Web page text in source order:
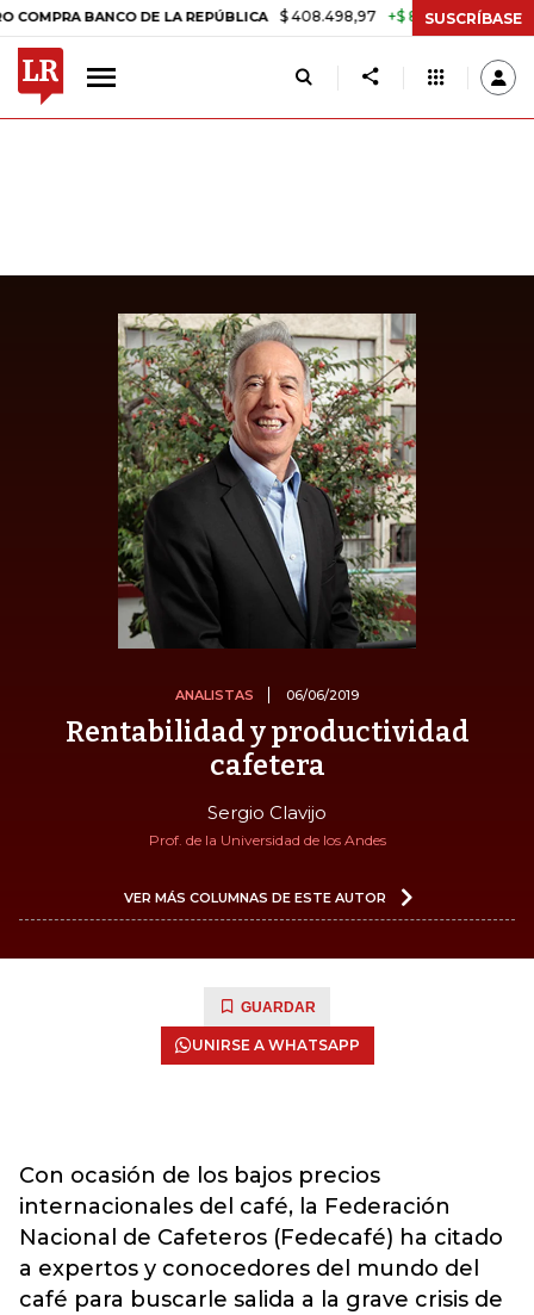
BANCO DE LA REPÚBLICA $ 408.498,97 +$ 8.753,81 +2,19%
SUSCRÍBASE
ANALISTAS 06/06/2019
Rentabilidad y productividad
cafetera
Sergio Clavijo
Prof. de la Universidad de los Andes
VER MÁS COLUMNAS DE ESTE AUTOR
GUARDAR
UNIRSE A WHATSAPP
Con ocasión de los bajos precios
internacionales del café, la Federación
Nacional de Cafeteros (Fedecafé) ha citado
a expertos y conocedores del mundo del
café para buscarle salida a la grave crisis de